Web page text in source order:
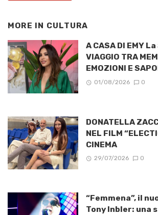
MORE IN CULTURA
A CASA DI EMY
VIAGGIO TRA
EMOZIONI E
01/08/2026 0
DONATELLA
NEL FILM
CINEMA
29/07/2026 0
“Femmena”, il
Tony Inbler: una